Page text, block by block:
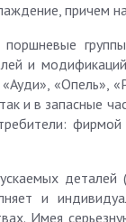
причем
и
«Опель»,
и в запасные
и
Имея